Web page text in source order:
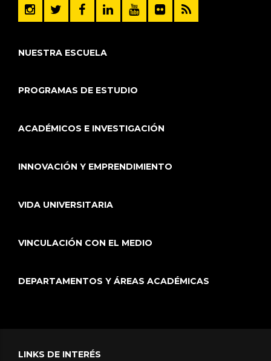
NUESTRA ESCUELA
PROGRAMAS DE ESTUDIO
ACADÉMICOS E INVESTIGACIÓN
INNOVACIÓN Y EMPRENDIMIENTO
VIDA UNIVERSITARIA
VINCULACIÓN CON EL MEDIO
DEPARTAMENTOS Y ÁREAS ACADÉMICAS
LINKS DE INTERÉS